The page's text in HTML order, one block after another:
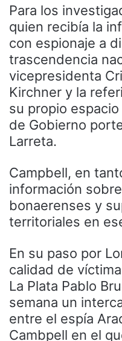
Para los
quien recibía la
con espionaje a
trascendencia
vicepresidenta
Kirchner y la
su propio
de Gobierno
Larreta.
Campbell, en
información
bonaerenses y
territoriales en
En su paso por
calidad de
La Plata Pablo
semana un
entre el espía
Cambpell en el